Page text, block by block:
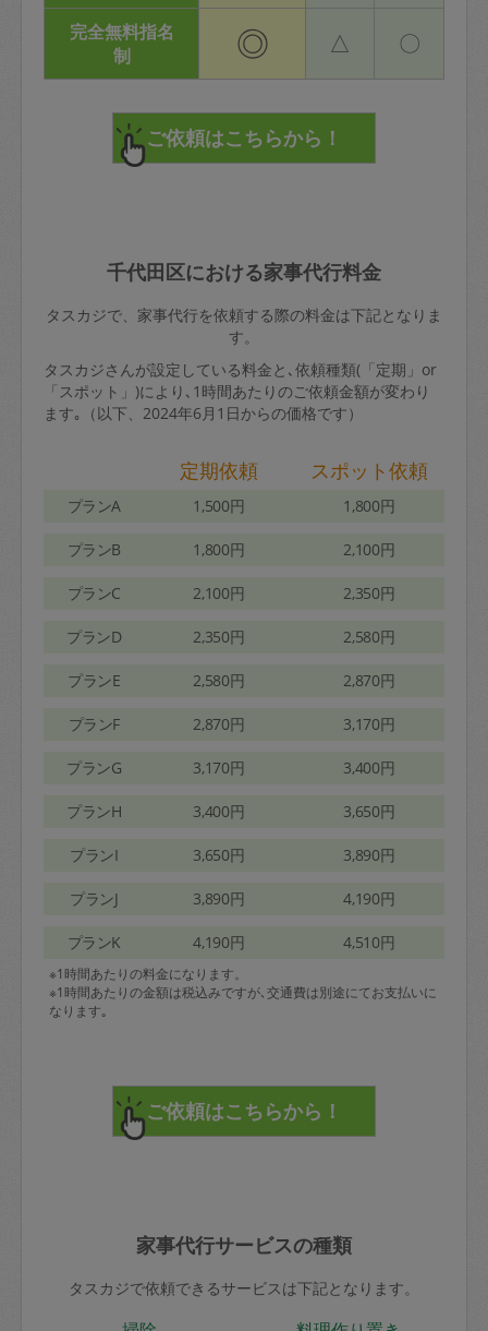
完全無料指名
制
◎ △ 〇
千代田区における家事代行料金
タスカジで、家事代行を依頼する際の料金は下記となりま
す。
タスカジさんが設定している料金と､依頼種類(「定期」or
「スポット」)により､1時間あたりのご依頼金額が変わり
ます｡（以下、2024年6月1日からの価格です）
定期依頼 スポット依頼
プランA 1,500円 1,800円
プランB 1,800円 2,100円
プランC 2,100円 2,350円
プランD 2,350円 2,580円
プランE 2,580円 2,870円
プランF 2,870円 3,170円
プランG 3,170円 3,400円
プランH 3,400円 3,650円
プランI 3,650円 3,890円
プランJ 3,890円 4,190円
プランK 4,190円 4,510円
※1時間あたりの料金になります。
※1時間あたりの金額は税込みですが､交通費は別途にてお支払いに
なります｡
家事代行サービスの種類
タスカジで依頼できるサービスは下記となります。